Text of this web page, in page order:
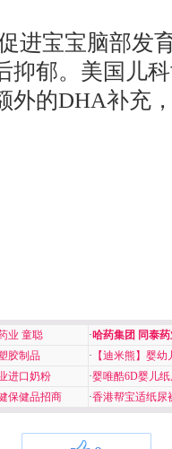
进宝宝脑部发
抑郁。美国儿
外的DHA补充
业 童聪 ·哈药集团 同泰
胶制品 · 【迪米熊】婴幼
进口奶粉 ·婴唯酷6D婴儿
保健品招商 ·香港帮宝适纸尿